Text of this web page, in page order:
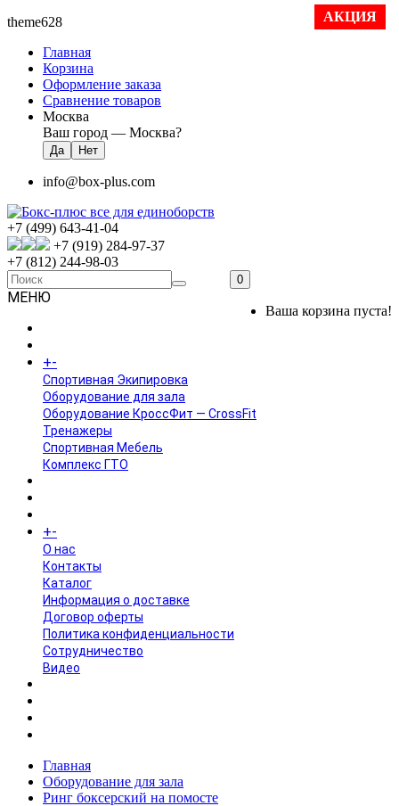
theme628
Главная
Корзина
Оформление заказа
Сравнение товаров
Москва
Ваш город — Москва?
info@box-plus.com
+7 (499) 643-41-04
+7 (919) 284-97-37
+7 (812) 244-98-03
0
Ваша корзина пуста!
МЕНЮ
+-
Спортивная Экипировка
Оборудование для зала
Оборудование КроссФит — CrossFit
Тренажеры
Спортивная Мебель
Комплекс ГТО
+-
O нас
Контакты
Каталог
Информация о доставке
Договор оферты
Политика конфиденциальности
Сотрудничество
Видео
Главная
Оборудование для зала
Ринг боксерский на помосте
АКЦИЯ